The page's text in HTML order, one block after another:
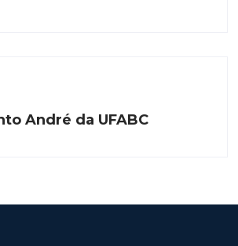
André da UFABC